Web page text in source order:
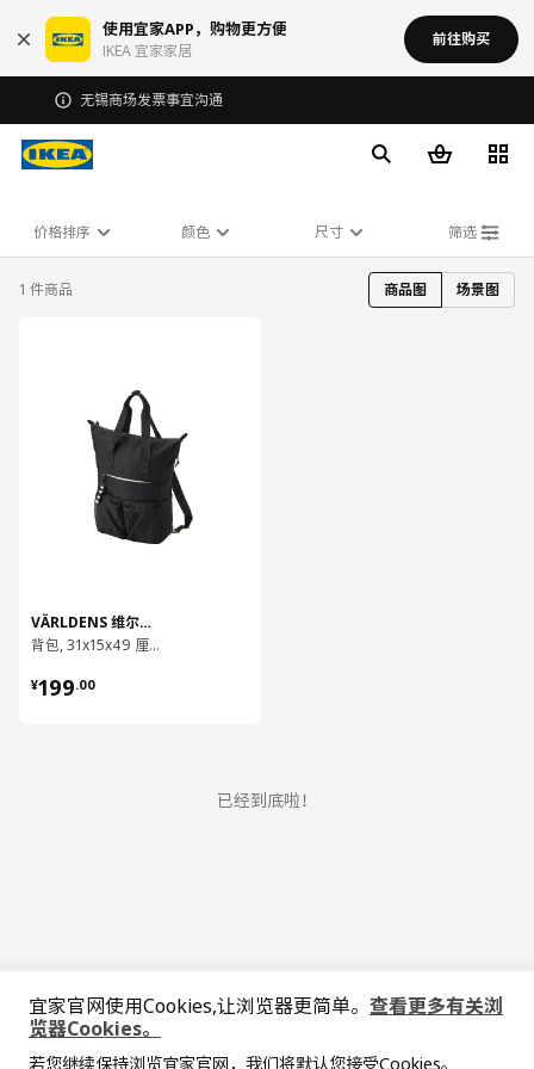
使用宜家APP，购物更方便
IKEA 宜家家居
前往购买
无锡商场发票事宜沟通
价格排序 颜色 尺寸 筛选
1 件商品 商品图 场景图
VÄRLDENS 维尔登斯
背包, 31x15x49 厘米/26 公升
¥199.00
¥ 199.00
已经到底啦！
中文 English
© Inter IKEA Systems B.V. 1999-2026
宜家官网使用Cookies,让浏览器更简单。 查看更多有关浏
览器Cookies。
若您继续保持浏览宜家官网，我们将默认您接受Cookies。